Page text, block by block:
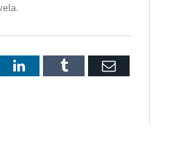
LinkedInTumblr Email